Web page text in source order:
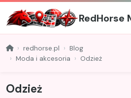
RedHorse
redhorse.pl
Blog
Moda i akcesoria
Odzież
Odzież